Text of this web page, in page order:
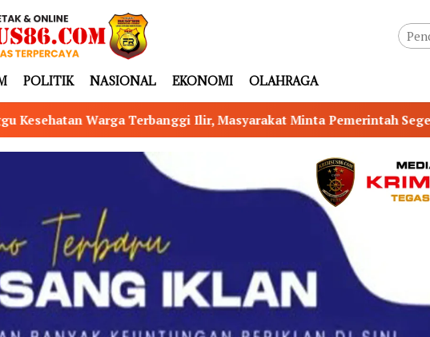
POLITIK NASIONAL EKONOMI OLAHRAGA
Ilir, Masyarakat Minta Pemerintah Segera Bertindak Tabrak